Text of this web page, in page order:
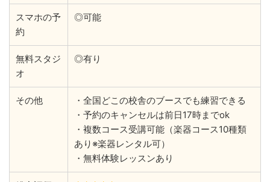
スマホの予
約
◎可能
無料スタジ
オ
◎有り
その他
・全国どこの校舎のブースでも練習できる
・予約のキャンセルは前日17時までok
・複数コース受講可能（楽器コース10種類
あり※楽器レンタル可）
・無料体験レッスンあり